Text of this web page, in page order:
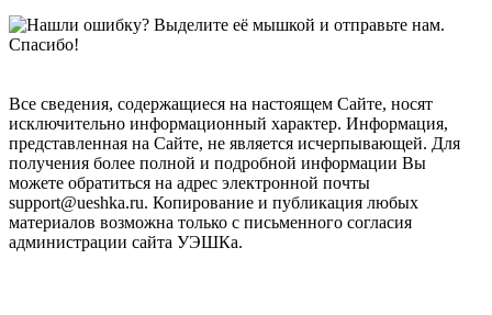
Все сведения, содержащиеся на настоящем Сайте, носят
исключительно информационный характер. Информация,
представленная на Сайте, не является исчерпывающей. Для
получения более полной и подробной информации Вы
можете обратиться на адрес электронной почты
support@ueshka.ru. Копирование и публикация любых
материалов возможна только с письменного согласия
администрации сайта УЭШКа.